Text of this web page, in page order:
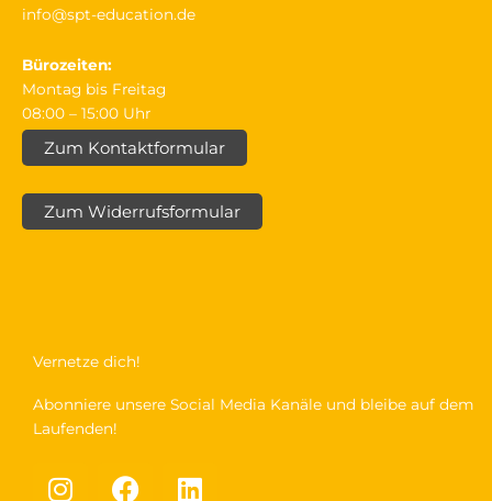
info@spt-education.de
Bürozeiten:
Montag bis Freitag
08:00 – 15:00 Uhr
Zum Kontaktformular
Zum Widerrufsformular
Vernetze dich!
Abonniere unsere Social Media Kanäle und bleibe auf dem
Laufenden!
I
F
L